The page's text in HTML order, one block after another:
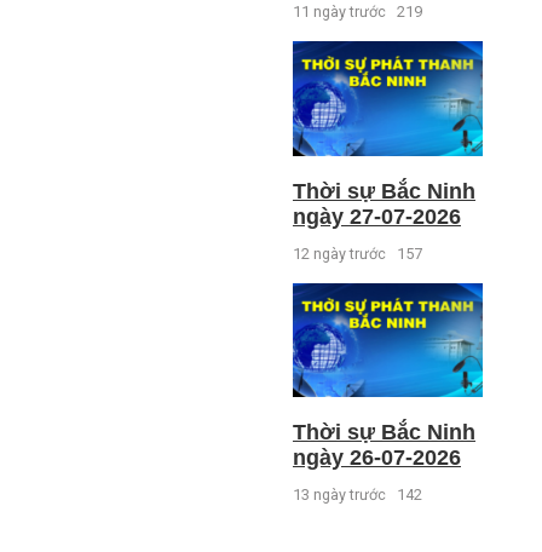
11 ngày trước 219
Thời sự Bắc Ninh
ngày 27-07-2026
12 ngày trước 157
Thời sự Bắc Ninh
ngày 26-07-2026
13 ngày trước 142